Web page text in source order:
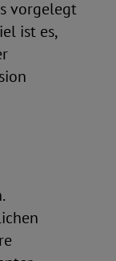
vorgelegt
ist es,